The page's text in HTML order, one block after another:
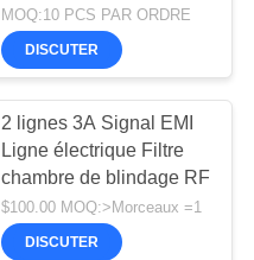
MOQ:10 PCS PAR ORDRE
DISCUTER
2 lignes 3A Signal EMI
Ligne électrique Filtre
chambre de blindage RF
$100.00 MOQ:>Morceaux =1
DISCUTER